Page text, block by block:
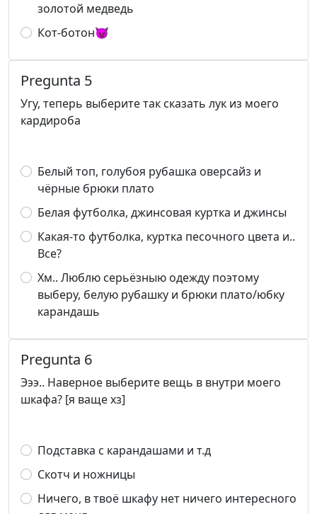
золотой медведь
Кот-ботон😈
Pregunta 5
Угу, теперь выберите так сказать лук из моего
кардироба
Белый топ, голубоя рубашка оверсайз и
чёрные брюки плато
Белая футболка, джинсовая куртка и джинсы
Какая-то футболка, куртка песочного цвета и..
Все?
Хм.. Люблю серьёзныю одежду поэтому
выберу, белую рубашку и брюки плато/юбку
карандашь
Pregunta 6
Эээ.. Наверное выберите вещь в внутри моего
шкафа? [я ваще хз]
Подставка с карандашами и т.д
Скотч и ножницы
Ничего, в твоё шкафу нет ничего интересного